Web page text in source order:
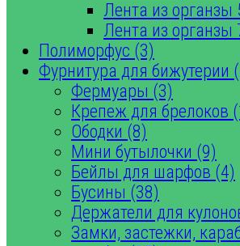
Лента из
Лента из
Полиморфус (3)
Фурнитура для бижутерии
Фермуары (3)
Крепеж для брелоков
Ободки (8)
Мини бутылочки (9)
Бейлы для шарфов (4)
Бусины (38)
Держатели для
Замки, застежки,